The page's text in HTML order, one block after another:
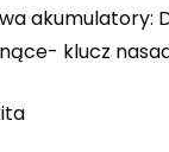
akumulatory:
klucz